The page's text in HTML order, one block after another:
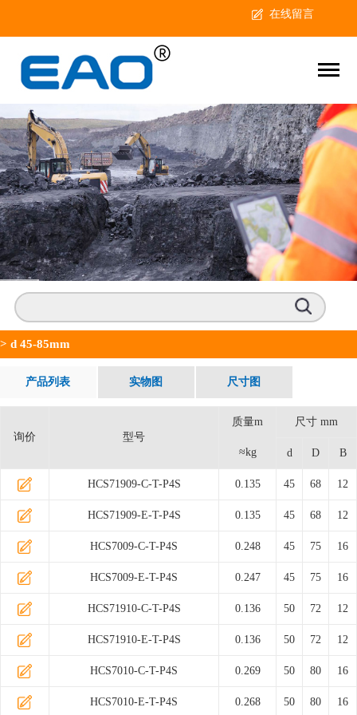
在线留言
> d 45-85mm
产品列表 实物图 尺寸图
询价 型号
质量m
≈kg
尺寸 mm
d D B
HCS71909-C-T-P4S 0.135 45 68 12
HCS71909-E-T-P4S 0.135 45 68 12
HCS7009-C-T-P4S 0.248 45 75 16
HCS7009-E-T-P4S 0.247 45 75 16
HCS71910-C-T-P4S 0.136 50 72 12
HCS71910-E-T-P4S 0.136 50 72 12
HCS7010-C-T-P4S 0.269 50 80 16
HCS7010-E-T-P4S 0.268 50 80 16